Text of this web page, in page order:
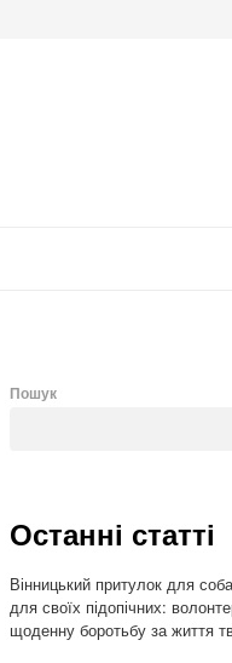
Пошук
Останні статті
Вінницький притулок для
для своїх підопічних:
щоденну боротьбу за життя